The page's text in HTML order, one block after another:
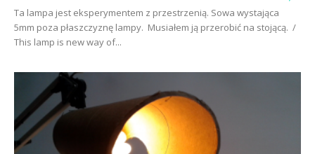
Ta lampa jest eksperymentem z przestrzenią. Sowa wystająca
5mm poza płaszczyznę lampy. Musiałem ją przerobić na stojącą. /
This lamp is new way of...